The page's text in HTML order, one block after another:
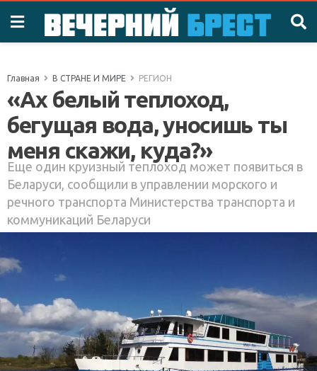
Главная В СТРАНЕ И МИРЕ РЕГИОН
«Ах белый теплоход,
бегущая вода, уносишь ты
меня скажи, куда?»
Еще один круизный теплоход может появиться в
Беларуси, сообщили в управлении морского и
речного транспорта Министерства транспорта и
коммуникаций Беларуси